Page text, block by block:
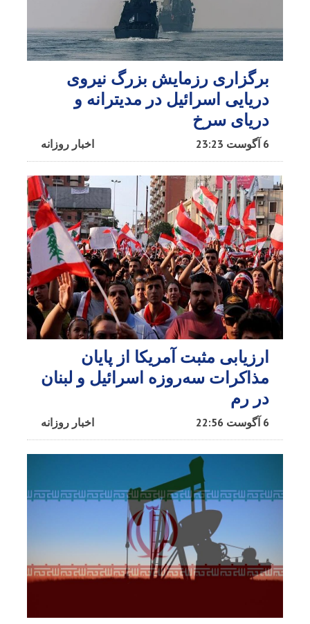
برگزاری رزمایش بزرگ نیروی
دریایی اسرائیل در مدیترانه و
دریای سرخ​
اخبار روزانه 6 آگوست 23:23
ارزیابی مثبت آمریکا از پایان
مذاکرات سه‌روزه اسرائیل و لبنان
در رم
اخبار روزانه 6 آگوست 22:56